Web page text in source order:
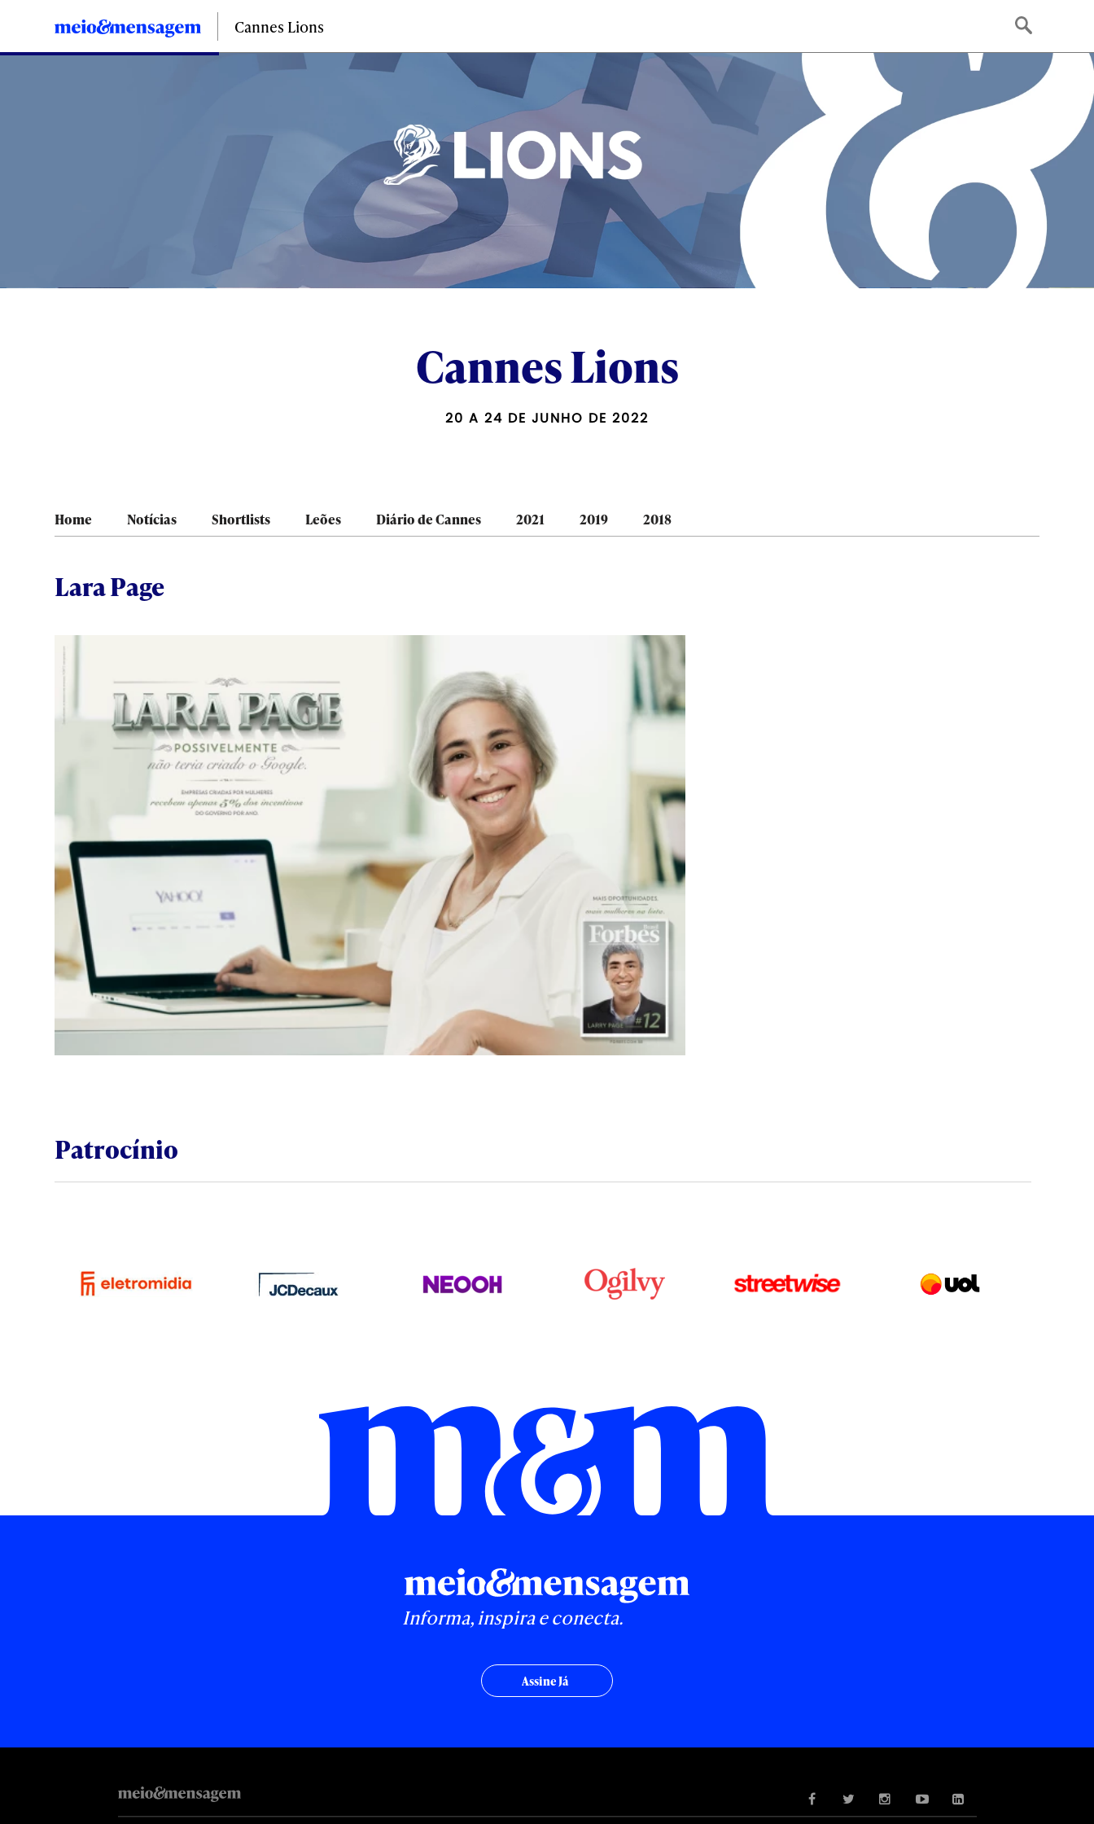
Cannes Lions
Cannes Lions
20 A 24 DE JUNHO DE 2022
Home Notícias Shortlists Leões Diário de Cannes 2021 2019 2018
Lara Page
Patrocínio
Informa, inspira e conecta.
Assine Já